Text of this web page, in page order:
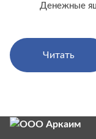
Денежные
Читать